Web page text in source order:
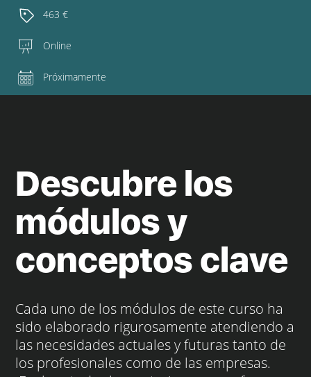
463 €
Online
Próximamente
Descubre los
módulos y
conceptos clave
Cada uno de los módulos de este curso ha
sido elaborado rigurosamente atendiendo a
las necesidades actuales y futuras tanto de
los profesionales como de las empresas.